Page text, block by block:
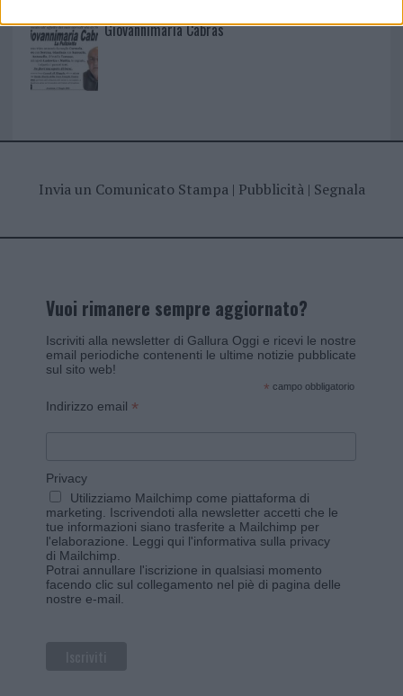
Giovannimaria Cabras
Invia un Comunicato Stampa| Pubblicità| Segnala
Vuoi rimanere sempre aggiornato?
Iscriviti alla newsletter di Gallura Oggi e ricevi le nostre
email periodiche contenenti le ultime notizie pubblicate
sul sito web!
* campo obbligatorio
Indirizzo email *
Privacy
Utilizziamo Mailchimp come piattaforma di
marketing. Iscrivendoti alla newsletter accetti che le
tue informazioni siano trasferite a Mailchimp per
l'elaborazione. Leggi qui l'informativa sulla privacy
di Mailchimp
Potrai annullare l'iscrizione in qualsiasi momento
facendo clic sul collegamento nel piè di pagina delle
nostre e-mail.